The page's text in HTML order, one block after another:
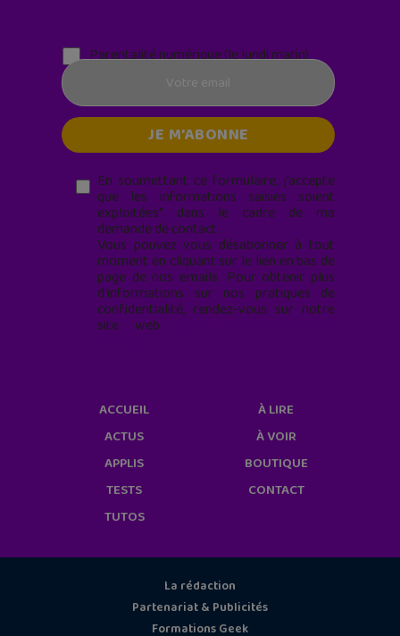
Parentalité numérique (le lundi matin)
En soumettant ce formulaire, j’accepte
que les informations saisies soient
exploitées* dans le cadre de ma
demande de contact.
Vous pouvez vous désabonner à tout
moment en cliquant sur le lien en bas de
page de nos emails. Pour obtenir plus
d'informations sur nos pratiques de
confidentialité, rendez-vous sur notre
site web
ACCUEIL
ACTUS
APPLIS
TESTS
TUTOS
À LIRE
À VOIR
BOUTIQUE
CONTACT
La rédaction
Partenariat & Publicités
Formations Geek